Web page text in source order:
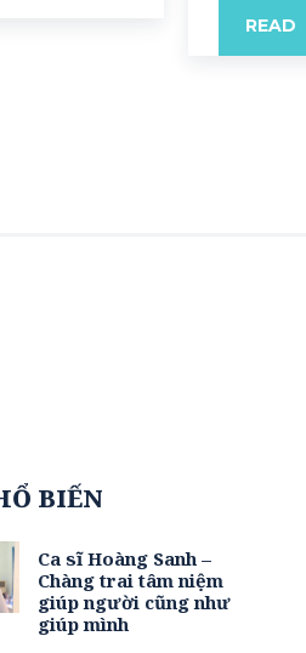
READ
BIẾN
Ca sĩ Hoàng Sanh –
Chàng trai tâm niệm
giúp người cũng như
giúp mình